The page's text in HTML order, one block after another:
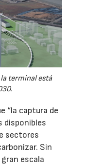
terminal está
“la captura de
disponibles
sectores
Sin
escala